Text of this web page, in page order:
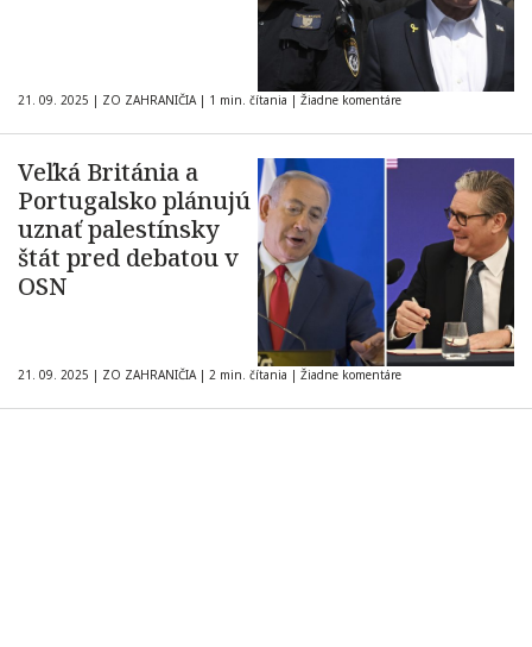
21. 09. 2025 | ZO ZAHRANIČIA | 1 min. čítania | Žiadne komentáre
Veľká Británia a
Portugalsko plánujú
uznať palestínsky
štát pred debatou v
OSN
21. 09. 2025 | ZO ZAHRANIČIA | 2 min. čítania | Žiadne komentáre